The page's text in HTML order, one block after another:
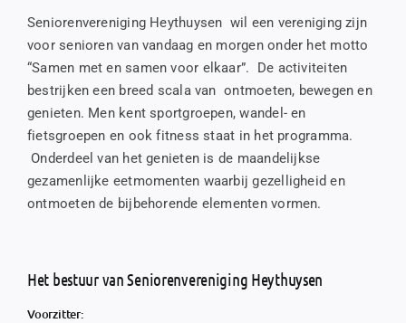
Seniorenvereniging Heythuysen wil een vereniging zijn
voor senioren van vandaag en morgen onder het motto
“Samen met en samen voor elkaar”. De activiteiten
bestrijken een breed scala van ontmoeten, bewegen en
genieten. Men kent sportgroepen, wandel- en
fietsgroepen en ook fitness staat in het programma.
Onderdeel van het genieten is de maandelijkse
gezamenlijke eetmomenten waarbij gezelligheid en
ontmoeten de bijbehorende elementen vormen.
Het bestuur van Seniorenvereniging Heythuysen
Voorzitter: